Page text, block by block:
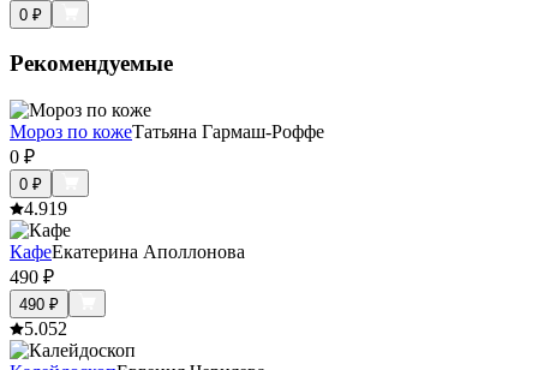
0 ₽
Рекомендуемые
Мороз по кожеТатьяна Гармаш-Роффе
0 ₽
0 ₽
4.919
КафеЕкатерина Аполлонова
490 ₽
490 ₽
5.052